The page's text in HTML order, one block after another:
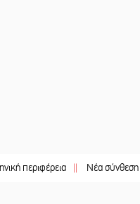
|| Νέα σύνθεση στη